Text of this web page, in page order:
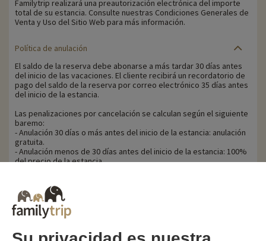
Familytrip realizará una preautorización electrónica del importe
total de su estancia. Consulte nuestras Condiciones Generales de
Venta y Uso del Sitio Web para más información.
Política de anulación
El saldo de la reserva debe abonarse a más tardar 30 días antes
del inicio de las vacaciones. El cliente recibirá un recordatorio de
pago del saldo de la reserva por correo electrónico 35 días antes
del inicio de la estancia.
Las penalizaciones por cancelación se calculan según el siguiente
baremo:
- Anulación 30 días o más antes del inicio de la estancia: anulación
gratuita.
- Anulación menos de 30 días antes del inicio de la estancia: 100%
del precio de la estancia.
socio AREAS Assurances. Contrátelo en el momento de la reserva
o en las 24 horas siguientes por teléfono.